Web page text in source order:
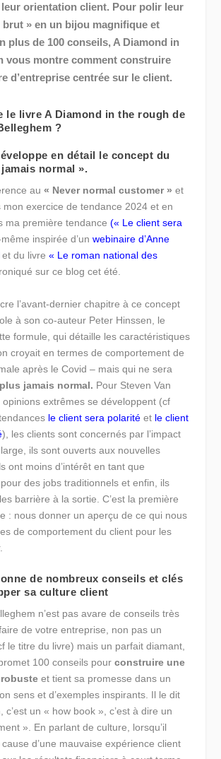
orientation client. Pour polir leur
brut » en un bijou magnifique et
plus de 100 conseils, A Diamond in
vous montre comment construire
d’entreprise centrée sur le client.
le livre A Diamond in the rough de
?
en détail le concept du
normal ».
au« Never normal customer » et
mon exercice de tendance 2024 et en
ma première tendance(« Le client sera
inspirée d’unwebinaire d’Anne
et du livre« Le roman national des
sur ce blog cet été.
l’avant-dernier chapitre à ce concept
à son co-auteur Peter Hinssen, le
formule, qui détaille les caractéristiques
croyait en termes de comportement de
après le Covid – mais qui ne sera
plus jamais normal. Pour Steven Van
opinions extrêmes se développent (cf
le client sera polarité et le client
), les clients sont concernés par l’impact
ils sont ouverts aux nouvelles
ont moins d’intérêt en tant que
des jobs traditionnels et enfin, ils
barrière à la sortie. C’est la première
: nous donner un aperçu de ce qui nous
de comportement du client pour les
de nombreux conseils et clés
sa culture client
n’est pas avare de conseils très
de votre entreprise, non pas un
le titre du livre) mais un parfait diamant,
100 conseils pourconstruire une
et tient sa promesse dans un
sens et d’exemples inspirants. Il le dit
c’est un « how book », c’est à dire un
». En parlant de culture, lorsqu’il
d’une mauvaise expérience client